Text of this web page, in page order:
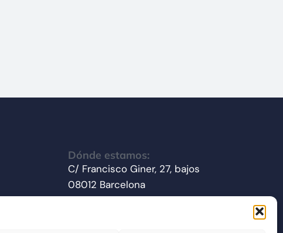
Dónde estamos:
C/ Francisco Giner, 27, bajos
08012 Barcelona